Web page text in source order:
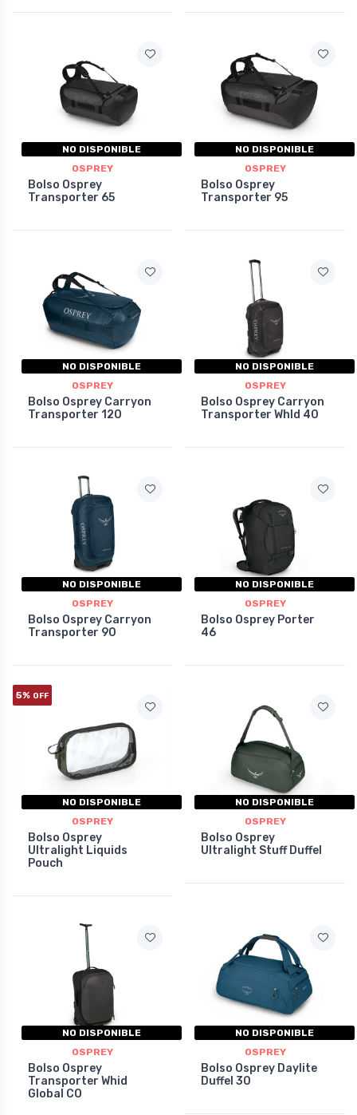
NO DISPONIBLE
OSPREY
Bolso Osprey
Transporter 65
NO DISPONIBLE
OSPREY
Bolso Osprey
Transporter 95
NO DISPONIBLE
OSPREY
Bolso Osprey Carryon
Transporter 120
NO DISPONIBLE
OSPREY
Bolso Osprey Carryon
Transporter Whld 40
NO DISPONIBLE
OSPREY
Bolso Osprey Carryon
Transporter 90
NO DISPONIBLE
OSPREY
Bolso Osprey Porter
46
5% OFF
NO DISPONIBLE
OSPREY
Bolso Osprey
Ultralight Liquids
Pouch
NO DISPONIBLE
OSPREY
Bolso Osprey
Ultralight Stuff Duffel
NO DISPONIBLE
OSPREY
Bolso Osprey
Transporter Whid
Global CO
NO DISPONIBLE
OSPREY
Bolso Osprey Daylite
Duffel 30